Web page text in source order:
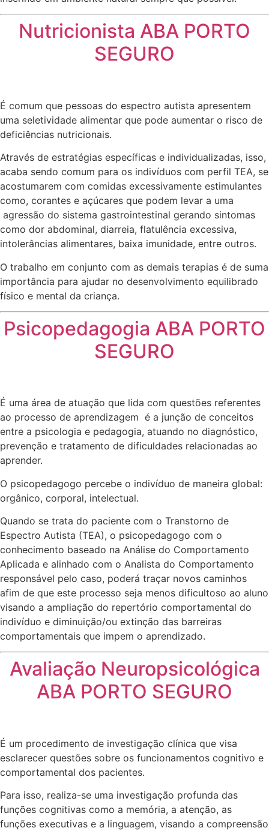
Nutricionista ABA PORTO
SEGURO
É comum que pessoas do espectro autista apresentem
uma seletividade alimentar que pode aumentar o risco de
deficiências nutricionais.
Através de estratégias específicas e individualizadas, isso,
acaba sendo comum para os indivíduos com perfil TEA, se
acostumarem com comidas excessivamente estimulantes
como, corantes e açúcares que podem levar a uma
agressão do sistema gastrointestinal gerando sintomas
como dor abdominal, diarreia, flatulência excessiva,
intolerâncias alimentares, baixa imunidade, entre outros.
O trabalho em conjunto com as demais terapias é de suma
importância para ajudar no desenvolvimento equilibrado
físico e mental da criança.
Psicopedagogia ABA PORTO
SEGURO
É uma área de atuação que lida com questões referentes
ao processo de aprendizagem é a junção de conceitos
entre a psicologia e pedagogia, atuando no diagnóstico,
prevenção e tratamento de dificuldades relacionadas ao
aprender.
O psicopedagogo percebe o indivíduo de maneira global:
orgânico, corporal, intelectual.
Quando se trata do paciente com o Transtorno de
Espectro Autista (TEA), o psicopedagogo com o
conhecimento baseado na Análise do Comportamento
Aplicada e alinhado com o Analista do Comportamento
responsável pelo caso, poderá traçar novos caminhos
afim de que este processo seja menos dificultoso ao aluno
visando a ampliação do repertório comportamental do
indivíduo e diminuição/ou extinção das barreiras
comportamentais que impem o aprendizado.
Avaliação Neuropsicológica
ABA PORTO SEGURO
É um procedimento de investigação clínica que visa
esclarecer questões sobre os funcionamentos cognitivo e
comportamental dos pacientes.
Para isso, realiza-se uma investigação profunda das
funções cognitivas como a memória, a atenção, as
funções executivas e a linguagem, visando a compreensão